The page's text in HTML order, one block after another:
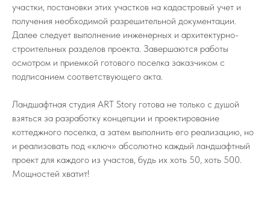
участки, постановки этих участков на кадастровый учет и
получения необходимой разрешительной документации.
Далее следует выполнение инженерных и архитектурно-
строительных разделов проекта. Завершаются работы
осмотром и приемкой готового поселка заказчиком с
подписанием соответствующего акта.
Ландшафтная студия ART Story готова не только с душой
взяться за разработку концепции и проектирование
коттеджного поселка, а затем выполнить его реализацию, но
и реализовать под «ключ» абсолютно каждый ландшафтный
проект для каждого из участов, будь их хоть 50, хоть 500.
Мощностей хватит!